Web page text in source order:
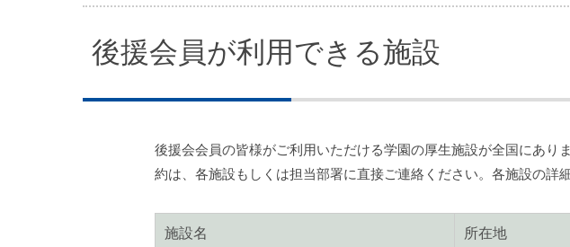
後援会員が利用できる施設
後援会会員の皆様がご利用いただける学園の厚生施設が全国にあ
約は、各施設もしくは担当部署に直接ご連絡ください。各施設の詳
施設名 所在地